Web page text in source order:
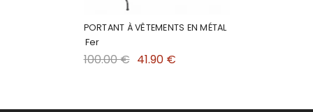
PORTANT À VÊTEMENTS EN MÉTAL
Fer
100.00 € 41.90 €